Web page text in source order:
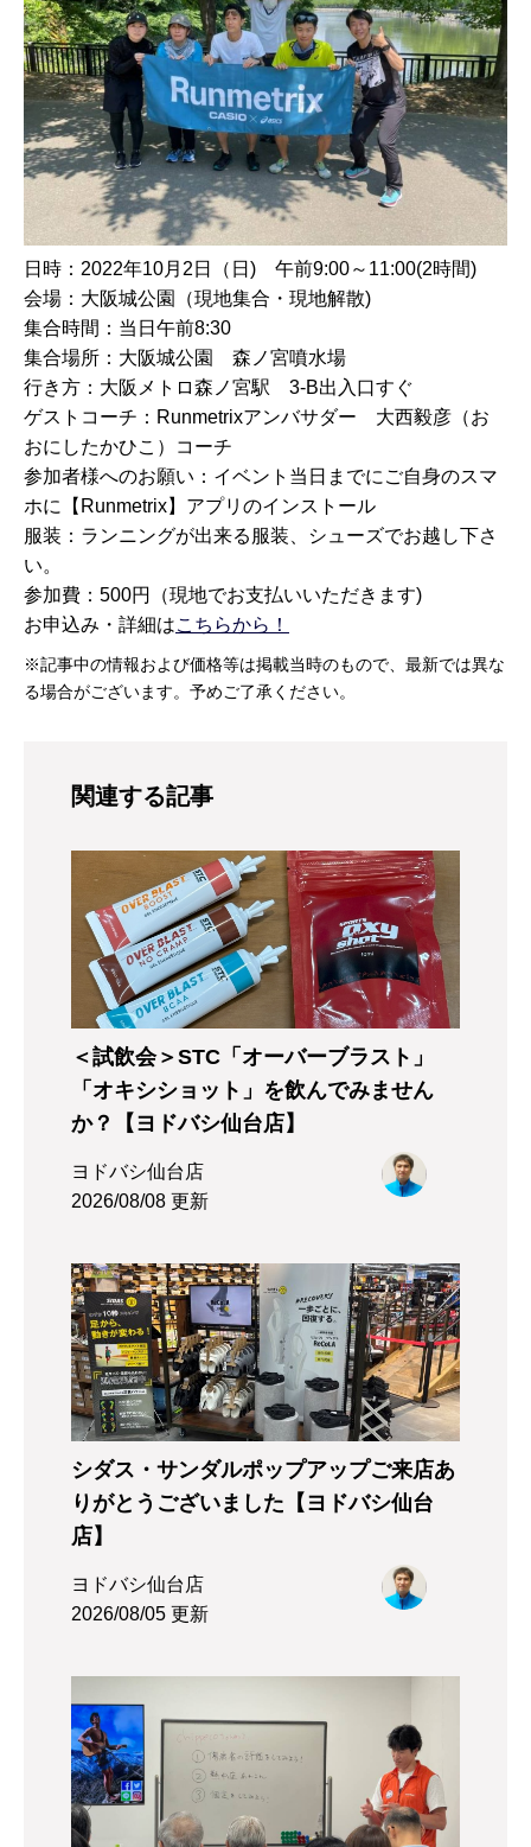
日時：2022年10月2日（日) 午前9:00～11:00(2時間)
会場：大阪城公園（現地集合・現地解散)
集合時間：当日午前8:30
集合場所：大阪城公園 森ノ宮噴水場
行き方：大阪メトロ森ノ宮駅 3-B出入口すぐ
ゲストコーチ：Runmetrixアンバサダー 大西毅彦（お
おにしたかひこ）コーチ
参加者様へのお願い：イベント当日までにご自身のスマ
ホに【Runmetrix】アプリのインストール
服装：ランニングが出来る服装、シューズでお越し下さ
い。
参加費：500円（現地でお支払いいただきます)
お申込み・詳細はこちらから！
※記事中の情報および価格等は掲載当時のもので、最新では異な
る場合がございます。予めご了承ください。
関連する記事
＜試飲会＞STC「オーバーブラスト」
「オキシショット」を飲んでみません
か？【ヨドバシ仙台店】
ヨドバシ仙台店
2026/08/08 更新
シダス・サンダルポップアップご来店あ
りがとうございました【ヨドバシ仙台
店】
ヨドバシ仙台店
2026/08/05 更新